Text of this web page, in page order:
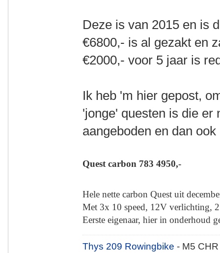
Deze is van 2015 en is
€6800,- is al gezakt en
€2000,- voor 5 jaar is
Ik heb 'm hier gepost,
'jonge' questen is die er
aangeboden en dan
Quest carbon 783 4950,-
Hele nette carbon Quest uit
Met 3x 10 speed, 12V verlichting, 2
Eerste eigenaar, hier in onderhoud
Thys 209 Rowingbike- M5